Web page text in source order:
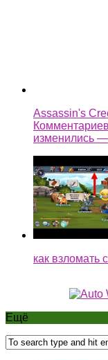
как взломать